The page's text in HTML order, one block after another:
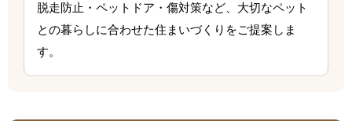
脱走防止・ペットドア・傷対策など、大切なペット
との暮らしに合わせた住まいづくりをご提案しま
す。